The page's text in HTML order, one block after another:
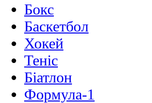
Бокс
Баскетбол
Хокей
Теніс
Біатлон
Формула-1